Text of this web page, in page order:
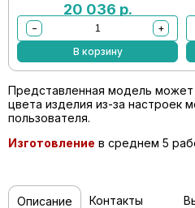
20 036 р.
−
+
В корзину
Представленная модель может
цвета изделия из-за настроек
пользователя.
Изготовление в среднем 5
Описание Контакты